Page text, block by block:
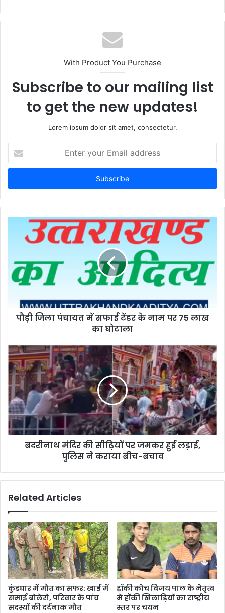
With Product You Purchase
Subscribe to our mailing list
to get the new updates!
Lorem ipsum dolor sit amet, consectetur.
your
Email
पौड़ी जिला पंचायत में सफाई टेंडर के नाम पर 75 लाख
का घोटाला
बदरीनाथ मंदिर की सीढ़ियों पर जमकर हुई लड़ाई,
पुलिस ने कराया बीच-बचाव
Related Articles
कुंडधार में मौत का सफर: खाई में
समाई बोलेरो, परिवार के पांच
सदस्यों की दर्दनाक मौत
हॉकी कोच विजय पाल के नेतृत्व
मे हॉकी खिलाड़ियों का राष्ट्रीय
स्तर पर चयन